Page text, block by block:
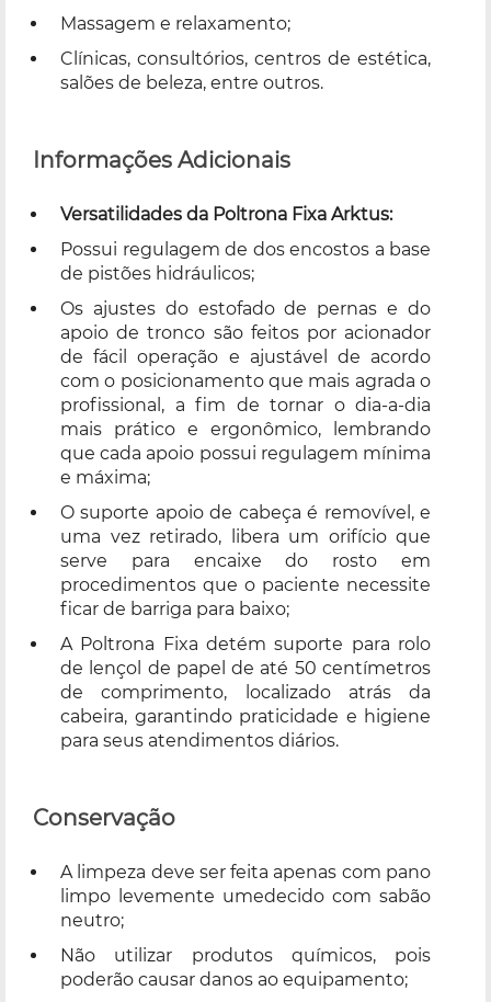
Massagem e relaxamento;
Clínicas, consultórios, centros de estética,
salões de beleza, entre outros.
Informações Adicionais
Versatilidades da Poltrona Fixa Arktus:
Possui regulagem de dos encostos a base
de pistões hidráulicos;
Os ajustes do estofado de pernas e do
apoio de tronco são feitos por acionador
de fácil operação e ajustável de acordo
com o posicionamento que mais agrada o
profissional, a fim de tornar o dia-a-dia
mais prático e ergonômico, lembrando
que cada apoio possui regulagem mínima
e máxima;
O suporte apoio de cabeça é removível, e
uma vez retirado, libera um orifício que
serve para encaixe do rosto em
procedimentos que o paciente necessite
ficar de barriga para baixo;
A Poltrona Fixa detém suporte para rolo
de lençol de papel de até 50 centímetros
de comprimento, localizado atrás da
cabeira, garantindo praticidade e higiene
para seus atendimentos diários.
Conservação
A limpeza deve ser feita apenas com pano
limpo levemente umedecido com sabão
neutro;
Não utilizar produtos químicos, pois
poderão causar danos ao equipamento;